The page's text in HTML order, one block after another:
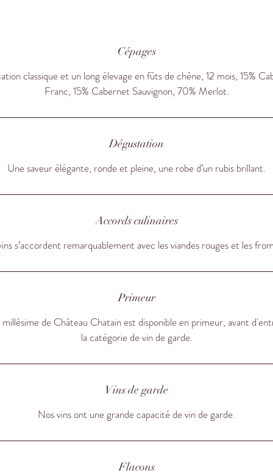
bouteille. Il peut être gardé jusqu'à 15 ans environ.
les desserts au chocolat ou aux fruits rouges.
Cépages
classique et un long élevage en fûts de chêne, 12 mois, 15%
Franc, 15% Cabernet Sauvignon, 70% Merlot.
Dégustation
Une saveur élégante, ronde et pleine, une robe d’un rubis brillant.
Accords culinaires
s’accordent remarquablement avec les viandes rouges et les
Primeur
de Château Chatain est disponible en primeur, avant
la catégorie de vin de garde.
Vins de garde
Nos vins ont une grande capacité de vin de garde.
Flacons